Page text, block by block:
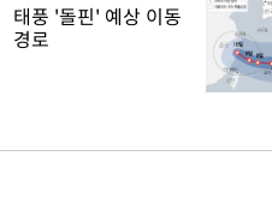
태풍 '돌핀' 예상 이동
경로